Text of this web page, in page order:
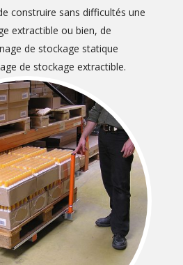
construire sans difficultés une
extractible ou bien, de
de stockage statique
de stockage extractible.